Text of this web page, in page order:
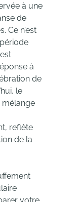
à une
de
Ce n’est
à
de
le
mélange
reflète
de la
votre